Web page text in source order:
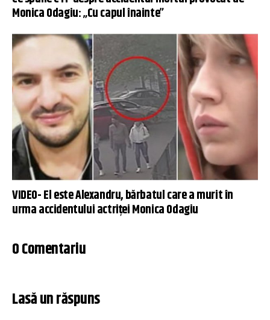
Monica Odagiu: „Cu capul înainte”
VIDEO- El este Alexandru, bărbatul care a murit în
urma accidentului actriței Monica Odagiu
0 Comentariu
Lasă un răspuns